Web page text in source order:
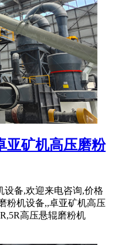
亚矿机高压磨粉
设备,欢迎来电咨询,价格
粉机设备,,卓亚矿机高压
高压悬辊磨粉机